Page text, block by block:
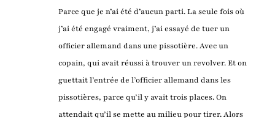
Parce que je n’ai été d’aucun parti. La seule fois où
j’ai été engagé vraiment, j’ai essayé de tuer un
officier allemand dans une pissotière. Avec un
copain, qui avait réussi à trouver un revolver. Et on
guettait l’entrée de l’officier allemand dans les
pissotières, parce qu’il y avait trois places. On
attendait qu’il se mette au milieu pour tirer. Alors